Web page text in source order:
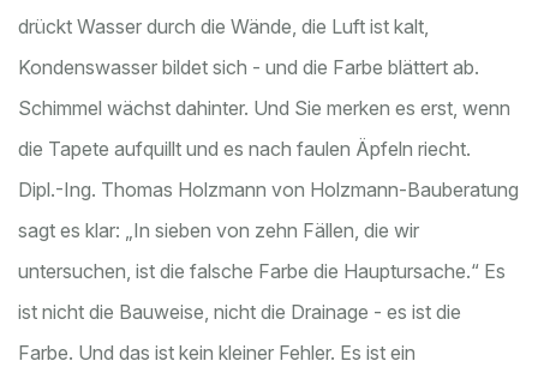
drückt Wasser durch die Wände, die Luft ist kalt,
Kondenswasser bildet sich - und die Farbe blättert ab.
Schimmel wächst dahinter. Und Sie merken es erst, wenn
die Tapete aufquillt und es nach faulen Äpfeln riecht.
Dipl.-Ing. Thomas Holzmann von Holzmann-Bauberatung
sagt es klar: „In sieben von zehn Fällen, die wir
untersuchen, ist die falsche Farbe die Hauptursache.“ Es
ist nicht die Bauweise, nicht die Drainage - es ist die
Farbe. Und das ist kein kleiner Fehler. Es ist ein